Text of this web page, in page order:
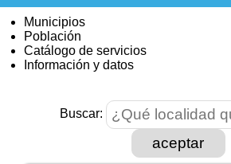
Municipios
Población
Catálogo de servicios
Información y datos
Buscar:
aceptar